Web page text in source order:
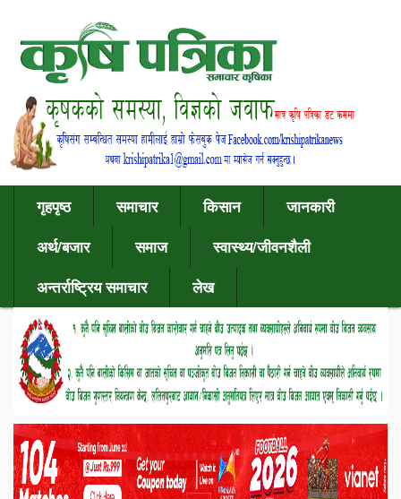
गृहपृष्ठ समाचार किसान
जानकारी
अर्थ/बजार
समाज
स्वास्थ्य/जीवनशैली
अन्तर्राष्ट्रिय समाचार
लेख